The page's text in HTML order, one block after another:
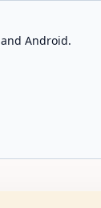
Android.